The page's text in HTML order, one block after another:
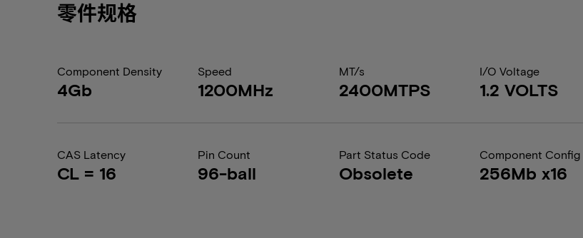
零件规格
Component Density
4Gb
Speed
1200MHz
MT/s
2400MTPS
I/O Voltage
1.2 VOLTS
CAS Latency
CL = 16
Pin Count
96-ball
Part Status Code
Obsolete
Component Config
256Mb x16